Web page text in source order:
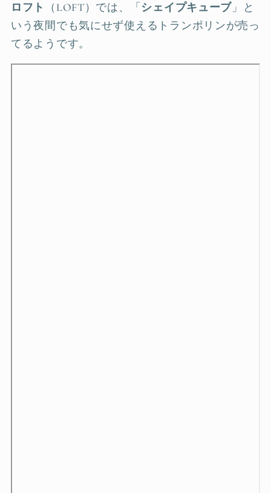
ロフト （LOFT）では、「 シェイプキューブ 」と
いう夜間でも気にせず使えるトランポリンが売っ
てるようです。